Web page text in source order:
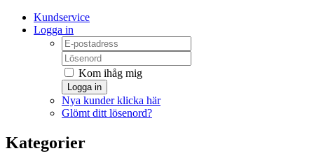
Kundservice
Logga in
Kom ihåg mig
Logga in
Nya kunder klicka här
Glömt ditt lösenord?
Kategorier